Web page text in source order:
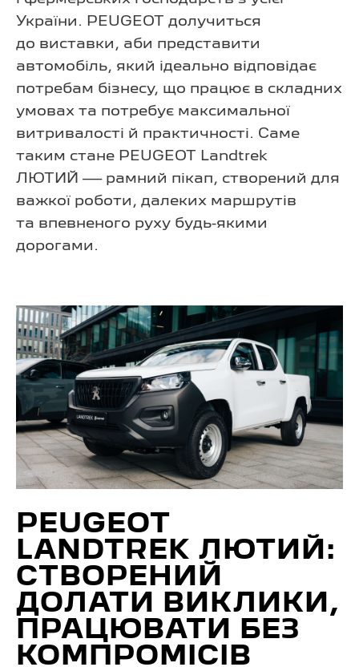
України. PEUGEOT долучиться
до виставки, аби представити
автомобіль, який ідеально відповідає
потребам бізнесу, що працює в складних
умовах та потребує максимальної
витривалості й практичності. Саме
таким стане PEUGEOT Landtrek
ЛЮТИЙ — рамний пікап, створений для
важкої роботи, далеких маршрутів
та впевненого руху будь-якими
дорогами.
PEUGEOT
LANDTREK ЛЮТИЙ:
СТВОРЕНИЙ
ДОЛАТИ ВИКЛИКИ,
ПРАЦЮВАТИ БЕЗ
КОМПРОМІСІВ